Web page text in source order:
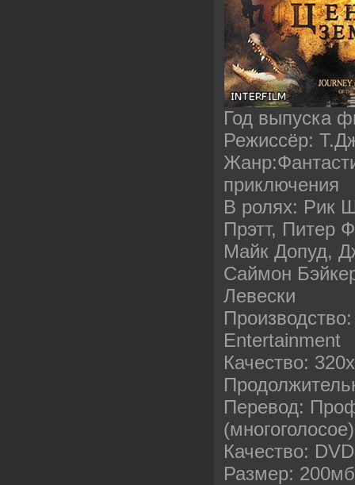
Год выпуска
Режиссёр:
приключения
В ролях: Рик
Прэтт, Питер
Майк Допуд,
Саймон
Левески
Entertainment
Качество:
Перевод:
(многоголосое)
Качество:
Размер: 200мб